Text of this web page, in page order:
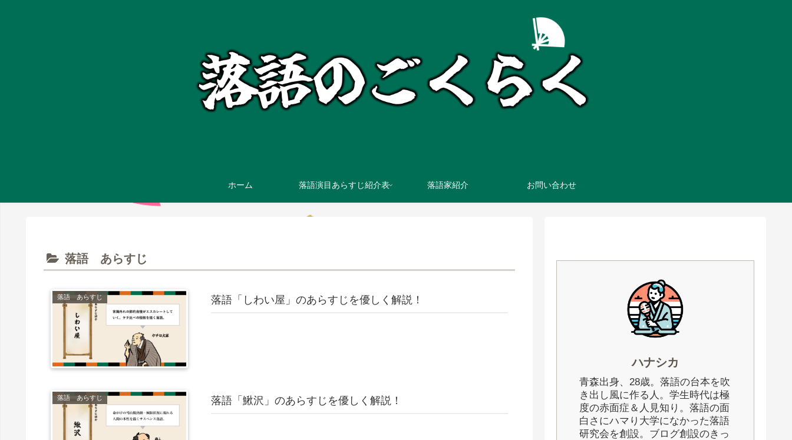
ホーム 落語演目あらすじ紹介表 落語家紹介 お問い合わせ
落語 あらすじ
落語 あらすじ 落語「しわい屋」のあらすじを優しく解説！
落語 あらすじ 落語「鰍沢」のあらすじを優しく解説！
ハナシカ
青森出身、28歳。落語の台本を吹
き出し風に作る人。学生時代は極
度の赤面症＆人見知り。落語の面
白さにハマり大学になかった落語
研究会を創設。ブログ創設のきっ